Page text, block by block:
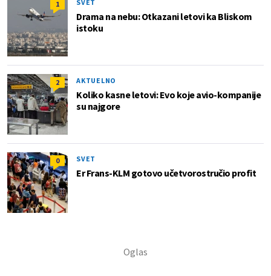
1 SVET
Drama na nebu: Otkazani letovi ka Bliskom
istoku
2 AKTUELNO
Koliko kasne letovi: Evo koje avio-kompanije
su najgore
0 SVET
Er Frans-KLM gotovo učetvorostručio profit